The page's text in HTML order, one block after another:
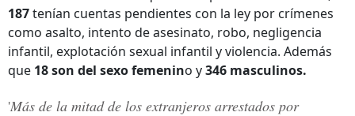
187tenían cuentas pendientes con la ley por crímenes
como asalto, intento de asesinato, robo, negligencia
infantil, explotación sexual infantil y violencia. Además
que 18 son del sexo femenino y346 masculinos.
'Más de la mitad de los extranjeros arrestados por